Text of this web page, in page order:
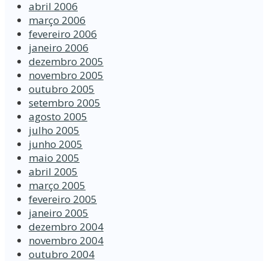
abril 2006
março 2006
fevereiro 2006
janeiro 2006
dezembro 2005
novembro 2005
outubro 2005
setembro 2005
agosto 2005
julho 2005
junho 2005
maio 2005
abril 2005
março 2005
fevereiro 2005
janeiro 2005
dezembro 2004
novembro 2004
outubro 2004